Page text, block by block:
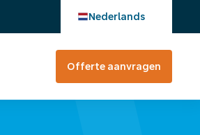
Nederlands
Offerte aanvragen